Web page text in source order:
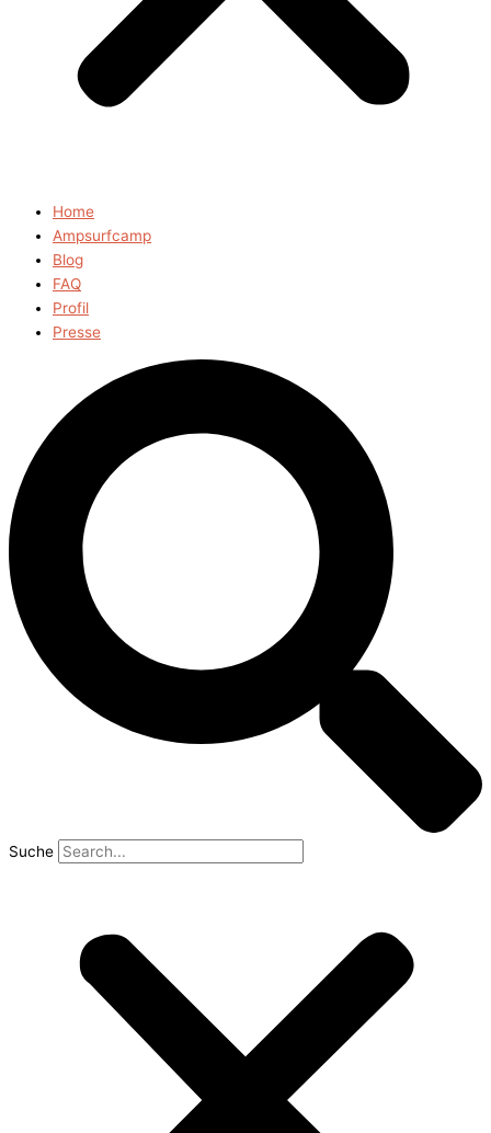
Home
Ampsurfcamp
Blog
FAQ
Profil
Presse
Suche